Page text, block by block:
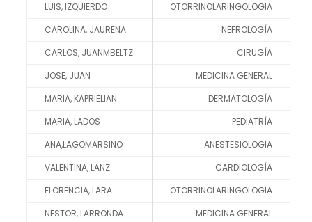
LUIS, IZQUIERDO
OTORRINOLARINGOLOGIA
CAROLINA, JAURENA
NEFROLOGÍA
CARLOS, JUANMBELTZ
CIRUGÍA
JOSE, JUAN
MEDICINA GENERAL
MARIA, KAPRIELIAN
DERMATOLOGÍA
MARIA, LADOS
PEDIATRÍA
ANA,LAGOMARSINO
ANESTESIOLOGIA
VALENTINA, LANZ
CARDIOLOGÍA
FLORENCIA, LARA
OTORRINOLARINGOLOGIA
NESTOR, LARRONDA
MEDICINA GENERAL